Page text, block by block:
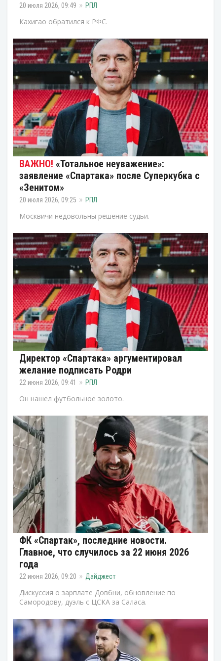
20 июля 2026, 09:49 РПЛ
Кахигао обратился к РФС.
«Тотальное неуважение»:
заявление «Спартака» после Суперкубка с
«Зенитом»
20 июля 2026, 09:25 РПЛ
Москвичи недовольны решение судьи.
Директор «Спартака» аргументировал
желание подписать Родри
22 июня 2026, 09:41 РПЛ
Он нашел футбольное золото.
ФК «Спартак», последние новости.
Главное, что случилось за 22 июня 2026
года
22 июня 2026, 09:20 Дайджест
Дискуссия о зарплате Довбни, обновление по
Самородову, дуэль с ЦСКА за Саласа.